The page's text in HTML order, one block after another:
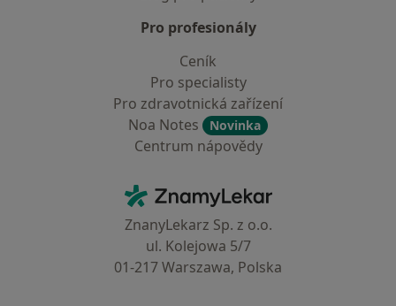
Pro profesionály
Ceník
Pro specialisty
Pro zdravotnická zařízení
Noa Notes
Novinka
Centrum nápovědy
ZnamyLekar - Hlavní stránka
ZnanyLekarz Sp. z o.o.
ul. Kolejowa 5/7
01-217 Warszawa, Polska